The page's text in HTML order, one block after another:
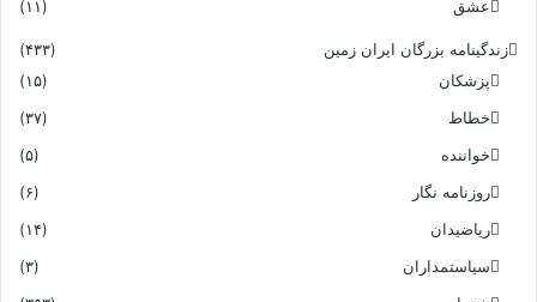
عشق
(۱۱)
زندگینامه بزرگان ایران زمین
(۴۳۳)
پزشکان
(۱۵)
خطاط
(۳۷)
خواننده
(۵)
روزنامه نگار
(۶)
ریاضیدان
(۱۴)
سیاستمداران
(۳)